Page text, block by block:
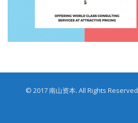
© 2017 南山资本. All Rights Reserved